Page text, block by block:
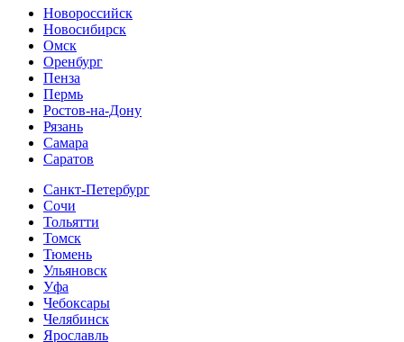
Новороссийск
Новосибирск
Омск
Оренбург
Пенза
Пермь
Ростов-на-Дону
Рязань
Самара
Cаратов
Санкт-Петербург
Сочи
Тольятти
Томск
Тюмень
Ульяновск
Уфа
Чебоксары
Челябинск
Ярославль